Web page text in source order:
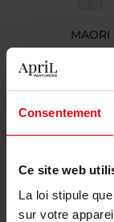
Consentement
Ce site web
La loi stipule
sur votre
MAORI
Eau de